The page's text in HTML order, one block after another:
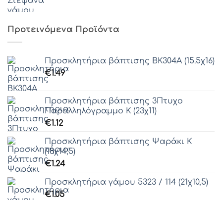
Προτεινόμενα Προϊόντα
Προσκλητήρια βάπτισης ΒΚ304Α (15.5χ16)
€1.49
Προσκλητήρια βάπτισης 3Πτυχο
Παραλληλόγραμμο Κ (23χ11)
€1.12
Προσκλητήρια βάπτισης Ψαράκι Κ
(18χ14,5)
€1.24
Προσκλητήρια γάμου 5323 / 114 (21χ10,5)
€1.05